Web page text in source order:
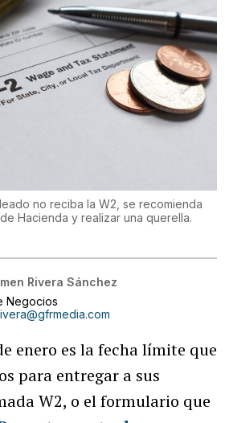
no reciba la W2, se recomienda
Hacienda y realizar una querella.
Rivera Sánchez
Negocios
enero es la fecha límite que
para entregar a sus
W2, o el formulario que